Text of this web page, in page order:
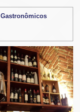
Gastronômicos